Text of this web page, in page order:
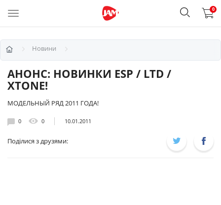
0
Новини
АНОНС: НОВИНКИ ESP / LTD /
XTONE!
МОДЕЛЬНЫЙ РЯД 2011 ГОДА!
0 0 10.01.2011
Поділися з друзями: